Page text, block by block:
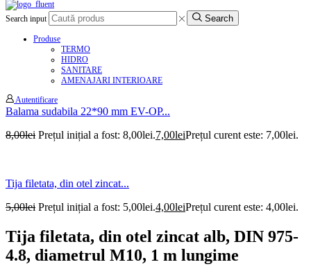
Search input Search
Produse
TERMO
HIDRO
SANITARE
AMENAJARI INTERIOARE
Autentificare
Balama sudabila 22*90 mm EV-OP...
8,00lei Prețul inițial a fost: 8,00lei.7,00leiPrețul curent este: 7,00lei.
Tija filetata, din otel zincat...
5,00lei Prețul inițial a fost: 5,00lei.4,00leiPrețul curent este: 4,00lei.
Tija filetata, din otel zincat alb, DIN 975-
4.8, diametrul M10, 1 m lungime